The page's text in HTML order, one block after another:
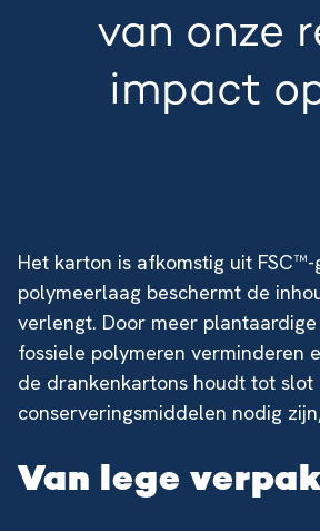
van onze
impact
Het karton is afkomstig uit
polymeerlaag beschermt de
verlengt. Door meer
fossiele polymeren verminderen
de drankenkartons houdt tot
conserveringsmiddelen nodig
Van lege